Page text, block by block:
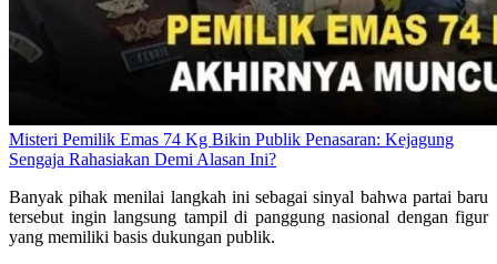
Misteri Pemilik Emas 74 Kg Bikin Publik Penasaran: Kejagung
Sengaja Rahasiakan Demi Alasan Ini?
Banyak pihak menilai langkah ini sebagai sinyal bahwa partai baru
tersebut ingin langsung tampil di panggung nasional dengan figur
yang memiliki basis dukungan publik.